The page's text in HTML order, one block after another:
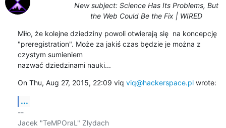
New subject: Science Has Its Problems, But
the Web Could Be the Fix | WIRED
Miło, że kolejne dziedziny powoli otwierają się  na koncepcję
"preregistration". Może za jakiś czas będzie je można z
czystym sumieniem
nazwać dziedzinami nauki...
On Thu, Aug 27, 2015, 22:09 viq viq@hackerspace.pl wrote:
...
--
Jacek "TeMPOraL" Złydach